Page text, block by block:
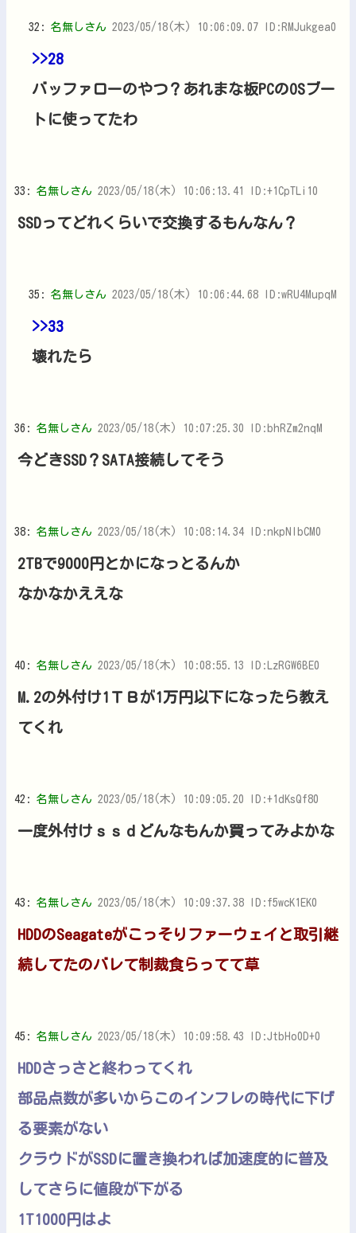
32: 名無しさん 2023/05/18(木) 10:06:09.07 ID:RMJukgea0
>>28
バッファローのやつ？あれまな板PCのOSブー
トに使ってたわ
33: 名無しさん 2023/05/18(木) 10:06:13.41 ID:+1CpTLi10
SSDってどれくらいで交換するもんなん？
35: 名無しさん 2023/05/18(木) 10:06:44.68 ID:wRU4MupqM
>>33
壊れたら
36: 名無しさん 2023/05/18(木) 10:07:25.30 ID:bhRZm2nqM
今どきSSD？SATA接続してそう
38: 名無しさん 2023/05/18(木) 10:08:14.34 ID:nkpNlbCM0
2TBで9000円とかになっとるんか
なかなかええな
40: 名無しさん 2023/05/18(木) 10:08:55.13 ID:LzRGW6BE0
M.2の外付け1ＴＢが1万円以下になったら教え
てくれ
42: 名無しさん 2023/05/18(木) 10:09:05.20 ID:+1dKsQf80
一度外付けｓｓｄどんなもんか買ってみよかな
43: 名無しさん 2023/05/18(木) 10:09:37.38 ID:f5wcK1EK0
HDDのSeagateがこっそりファーウェイと取引継
続してたのバレて制裁食らってて草
45: 名無しさん 2023/05/18(木) 10:09:58.43 ID:JtbHo0D+0
HDDさっさと終わってくれ
部品点数が多いからこのインフレの時代に下げ
る要素がない
クラウドがSSDに置き換われば加速度的に普及
してさらに値段が下がる
1T1000円はよ